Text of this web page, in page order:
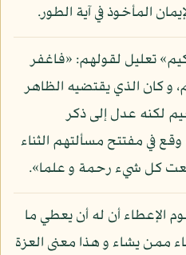
المأخوذ في آية الطور.
تعليل لقولهم: «فاغفر
و كان الذي يقتضيه الظاهر
لكنه عدل إلى ذكر
في مفتتح مسألتهم الثناء
كل شيء رحمة و علما».
الإعطاء أن له أن يعطي ما
ممن يشاء و هذا معنى العزة